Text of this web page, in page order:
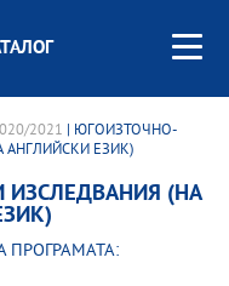
2021 | ЮГОИЗТОЧНО-
АНГЛИЙСКИ ЕЗИК)
(НА
ПРОГРАМАТА: